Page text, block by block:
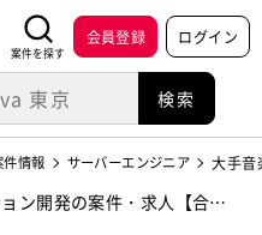
案件を探す
会員登録 ログイン
情報 サーバーエンジニア 大手音
ン開発の案件・求人【合同